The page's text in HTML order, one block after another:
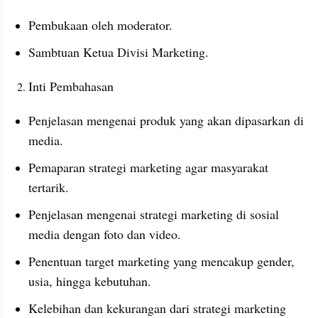
Pembukaan oleh moderator.
Sambtuan Ketua Divisi Marketing.
Inti Pembahasan
Penjelasan mengenai produk yang akan dipasarkan di
media.
Pemaparan strategi marketing agar masyarakat
tertarik.
Penjelasan mengenai strategi marketing di sosial
media dengan foto dan video.
Penentuan target marketing yang mencakup gender,
usia, hingga kebutuhan.
Kelebihan dan kekurangan dari strategi marketing